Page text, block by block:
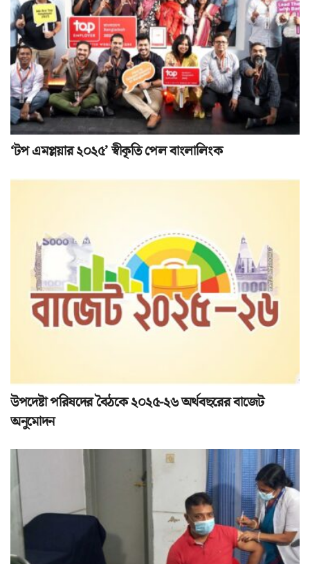
‘টপ এমপ্লয়ার ২০২৫’ স্বীকৃতি পেল বাংলালিংক
উপদেষ্টা পরিষদের বৈঠকে ২০২৫-২৬ অর্থবছরের বাজেট
অনুমোদন